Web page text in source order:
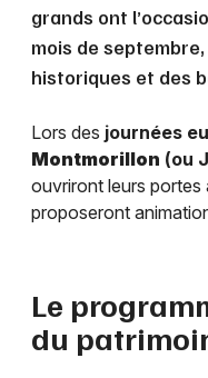
grands ont
mois de
historiques et des
Lors des journées
Montmorillon (ou
ouvriront leurs
proposeront
Le
du